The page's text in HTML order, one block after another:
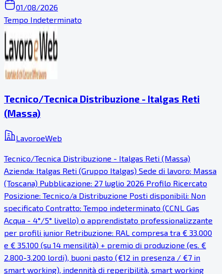
01/08/2026
Tempo Indeterminato
Tecnico/Tecnica Distribuzione - Italgas Reti
(Massa)
LavoroeWeb
Tecnico/Tecnica Distribuzione - Italgas Reti (Massa)
Azienda: Italgas Reti (Gruppo Italgas) Sede di lavoro: Massa
(Toscana) Pubblicazione: 27 luglio 2026 Profilo Ricercato
Posizione: Tecnico/a Distribuzione Posti disponibili: Non
specificato Contratto: Tempo indeterminato (CCNL Gas
Acqua - 4°/5° livello) o apprendistato professionalizzante
per profili junior Retribuzione: RAL compresa tra € 33.000
e € 35.100 (su 14 mensilità) + premio di produzione (es. €
2.800-3.200 lordi), buoni pasto (€12 in presenza / €7 in
smart working), indennità di reperibilità, smart working